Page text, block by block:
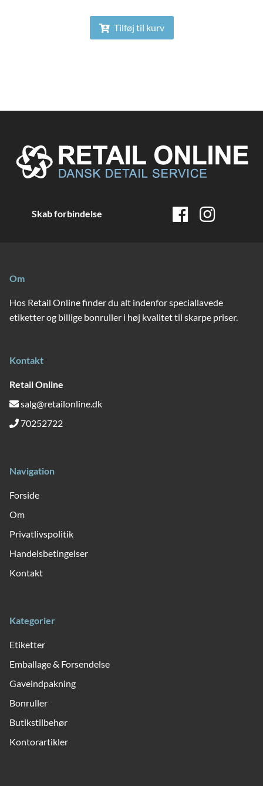
Tilføj til kurv
Skab forbindelse
Om
Hos Retail Online finder du alt indenfor speciallavede
etiketter og billige bonruller i høj kvalitet til skarpe priser.
Kontakt
Retail Online
salg@retailonline.dk
70252722
Navigation
Forside
Om
Privatlivspolitik
Handelsbetingelser
Kontakt
Kategorier
Etiketter
Emballage & Forsendelse
Gaveindpakning
Bonruller
Butikstilbehør
Kontorartikler